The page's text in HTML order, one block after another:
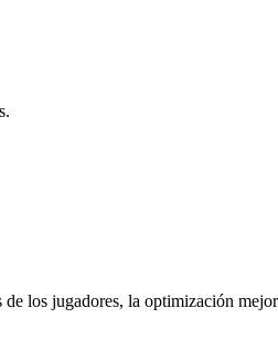
los jugadores, la optimización